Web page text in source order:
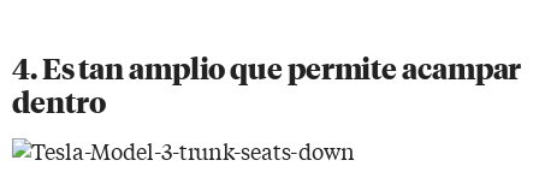
4. Es tan amplio que permite acampar
dentro